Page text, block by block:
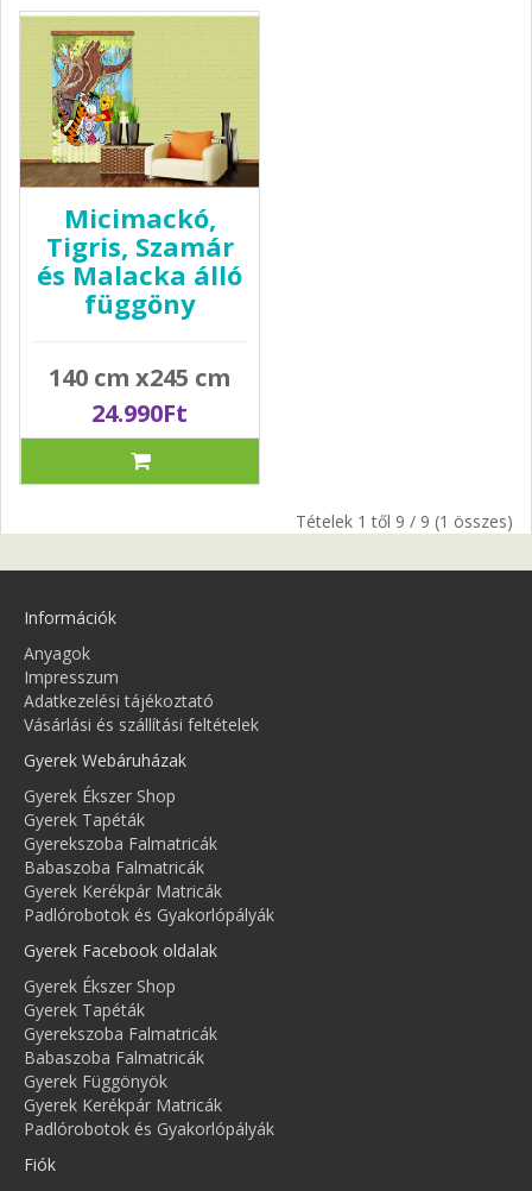
Micimackó,
Tigris, Szamár
és Malacka álló
függöny
140 cm x245 cm
24.990Ft
Tételek 1 től 9 / 9 (1 összes)
Információk
Anyagok
Impresszum
Adatkezelési tájékoztató
Vásárlási és szállítási feltételek
Gyerek Webáruházak
Gyerek Ékszer Shop
Gyerek Tapéták
Gyerekszoba Falmatricák
Babaszoba Falmatricák
Gyerek Kerékpár Matricák
Padlórobotok és Gyakorlópályák
Gyerek Facebook oldalak
Gyerek Ékszer Shop
Gyerek Tapéták
Gyerekszoba Falmatricák
Babaszoba Falmatricák
Gyerek Függönyök
Gyerek Kerékpár Matricák
Padlórobotok és Gyakorlópályák
Fiók